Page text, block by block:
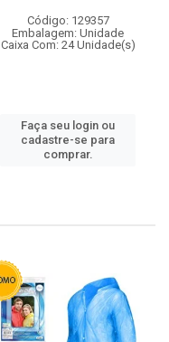
Código: 129357
Embalagem: Unidade
Caixa Com: 24 Unidade(s)
Faça seu login ou
cadastre-se para
comprar.